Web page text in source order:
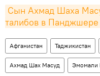
Сын Ахмад Шаха
талибов в Панджшере
Афганистан Таджикистан
Ахмад Шах Масуд Эмомали